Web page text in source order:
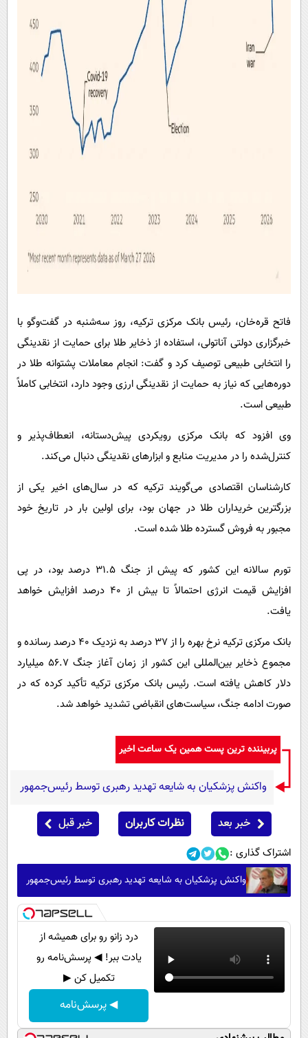
فاتح قره‌خان، رئیس بانک مرکزی ترکیه، روز سه‌شنبه در گفت‌وگو با
خبرگزاری دولتی آناتولی، استفاده از ذخایر طلا برای حمایت از نقدینگی
را انتخابی طبیعی توصیف کرد و گفت: انجام معاملات پشتوانه طلا در
دوره‌هایی که نیاز به حمایت از نقدینگی ارزی وجود دارد، انتخابی کاملاً
طبیعی است.
وی افزود که بانک مرکزی رویکردی پیش‌دستانه، انعطاف‌پذیر و
کنترل‌شده را در مدیریت منابع و ابزارهای نقدینگی دنبال می‌کند.
کارشناسان اقتصادی می‌گویند ترکیه که در سال‌های اخیر یکی از
بزرگترین خریداران طلا در جهان بود، برای اولین بار در تاریخ خود
مجبور به فروش گسترده طلا شده است.
تورم سالانه این کشور که پیش از جنگ ۳۱.۵ درصد بود، در پی
افزایش قیمت انرژی احتمالاً تا بیش از ۴۰ درصد افزایش خواهد
یافت.
بانک مرکزی ترکیه نرخ بهره را از ۳۷ درصد به نزدیک ۴۰ درصد رسانده و
مجموع ذخایر بین‌المللی این کشور از زمان آغاز جنگ ۵۶.۷ میلیارد
دلار کاهش یافته است. رئیس بانک مرکزی ترکیه تأکید کرده که در
صورت ادامه جنگ، سیاست‌های انقباضی تشدید خواهد شد.
پربیننده ترین پست همین یک ساعت اخیر
واکنش پزشکیان به شایعه تهدید رهبری توسط رئیس‌جمهور
خبر بعد نظرات کاربران خبر قبل
اشتراک گذاری :
واکنش پزشکیان به شایعه تهدید رهبری توسط رئیس‌جمهور
درد زانو رو برای همیشه از
یادت ببر! ◀ پرسش‌نامه رو
تکمیل کن ▶
◀ پرسش‌نامه